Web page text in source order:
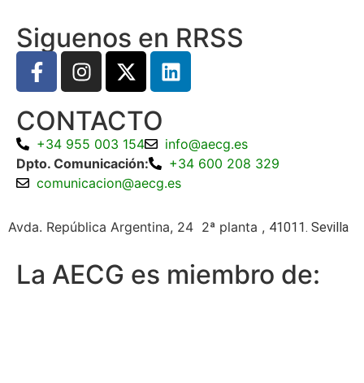
Siguenos en RRSS
CONTACTO
+34 955 003 154
info@aecg.es
Dpto. Comunicación:
+34 600 208 329
comunicacion@aecg.es
Avda. República Argentina, 24 2ª planta , 41011. Sevilla
La AECG es miembro de: